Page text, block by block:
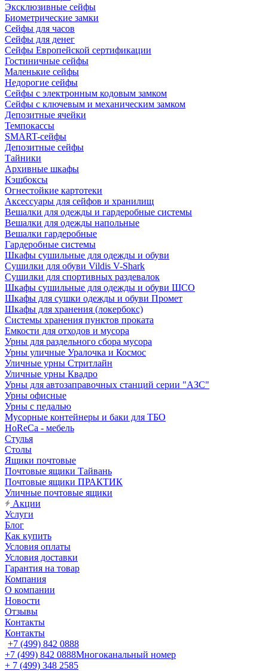
Эксклюзивные сейфы
Биометрические замки
Сейфы для часов
Сейфы для денег
Сейфы Европейской сертификации
Гостиничные сейфы
Маленькие сейфы
Недорогие сейфы
Сейфы с электронным кодовым замком
Сейфы с ключевым и механическим замком
Депозитные ячейки
Темпокассы
SMART-сейфы
Депозитные сейфы
Тайники
Архивные шкафы
Кэшбоксы
Огнестойкие картотеки
Аксессуары для сейфов и хранилищ
Вешалки для одежды и гардеробные системы
Вешалки для одежды напольные
Вешалки гардеробные
Гардеробные системы
Шкафы сушильные для одежды и обуви
Сушилки для обуви Vildis V-Shark
Сушилки для спортивных раздевалок
Шкафы сушильные для одежды и обуви ШСО
Шкафы для сушки одежды и обуви Промет
Шкафы для хранения (локербокс)
Системы хранения пунктов проката
Емкости для отходов и мусора
Урны для раздельного сбора мусора
Урны уличные Уралочка и Космос
Уличные урны Стритлайн
Уличные урны Квадро
Урны для автозаправочных станций серии "АЗС"
Урны офисные
Урны с педалью
Мусорные контейнеры и баки для ТБО
HoReCa - мебель
Стулья
Столы
Ящики почтовые
Почтовые ящики Тайвань
Почтовые ящики ПРАКТИК
Уличные почтовые ящики
Акции
Услуги
Блог
Как купить
Условия оплаты
Условия доставки
Гарантия на товар
Компания
О компании
Новости
Отзывы
Контакты
Контакты
+7 (499) 842 0888
+7 (499) 842 0888Многоканальный номер
+ 7 (499) 348 2585